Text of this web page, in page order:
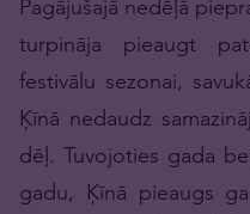
Pagājušajā nedēļā
turpināja pieaugt
festivālu sezonai,
Ķīnā nedaudz
dēļ. Tuvojoties gada
gadu, Ķīnā pieaugs